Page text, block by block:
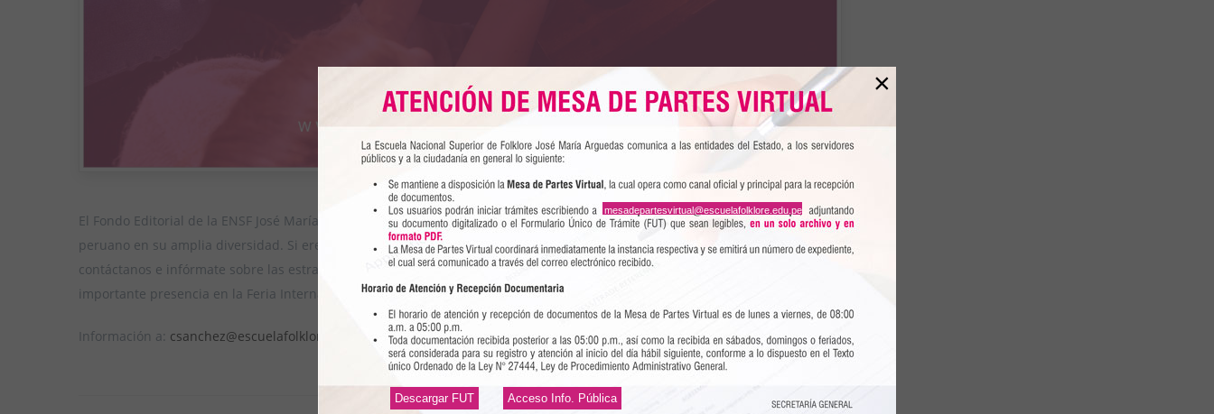
El Fondo Editorial de la ENSF José María Arguedas se especializa en la publicación de libros y textos sobre temas del folklore
peruano en su amplia diversidad. Si eres autor y tienes un texto sobre folklore que deseas publicar, esta es tu oportunidad,
contáctanos e infórmate sobre las estrategias para lograrlo. Los libros publicados por nuestra institución tienen una
importante presencia en la Feria Internacional del Libro FIL-Lima y otras ferias a nivel nacional.
Información a: csanchez@escuelafolklore.edu.pe
Descargar FUT
×
Acceso Info. Pública
mesadepartesvirtual@escuelafolklore.edu.pe